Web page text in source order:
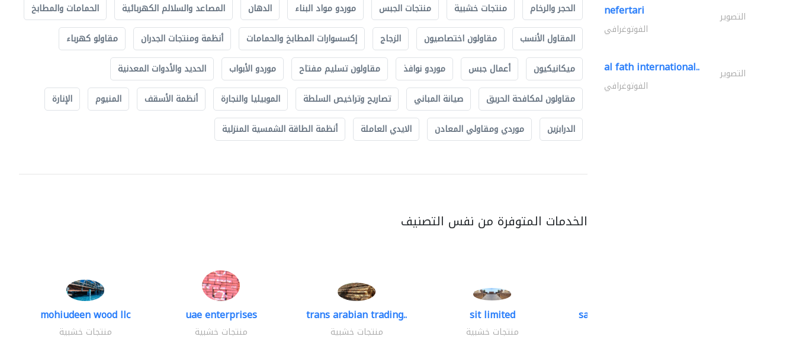
الحجر والرخام منتجات خشبية منتجات الجبس موردو مواد البناء الدهان المصاعد والسلالم الكهربائية
الحمامات والمطابخ
المقاول الأنسب
مقاولون اختصاصيون الزجاج إكسسوارات المطابخ والحمامات أنظمة ومنتجات الجدران
مقاولو كهرباء
ميكانيكيون
أعمال جبس موردو نوافذ مقاولون تسليم مفتاح موردو الأبواب
الحديد والأدوات المعدنية
مقاولون لمكافحة الحريق
صيانة المباني تصاريح وتراخيص السلطة الموبيليا والنجارة أنظمة الأسقف المنيوم
الإنارة
الدرابزين
موردي ومقاولي المعادن الايدي العاملة أنظمة الطاقة الشمسية المنزلية
الخدمات المتوفرة من نفس التصنيف
mohiudeen wood llc
منتجات خشبية
uae enterprises
منتجات خشبية
trans arabian trading..
منتجات خشبية
sit limited
منتجات خشبية
saga veneers trading..
nefertari التصوير
الفوتوغرافي
al fath international.. التصوير
الفوتوغرافي